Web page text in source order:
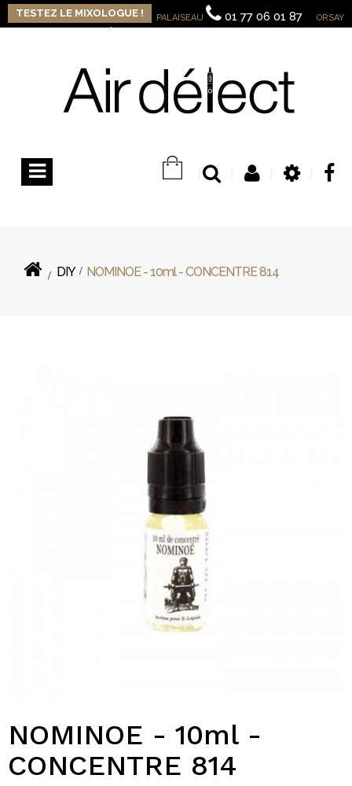
TESTEZ LE MIXOLOGUE ! PALAISEAU 01 77 06 01 87 ORSAY
Basculer
> DIY > NOMINOE - 10ml - CONCENTRE 814
NOMINOE - 10ml -
CONCENTRE 814